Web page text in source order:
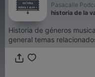
Pasacalle
historia de la
Historia de géneros
general temas